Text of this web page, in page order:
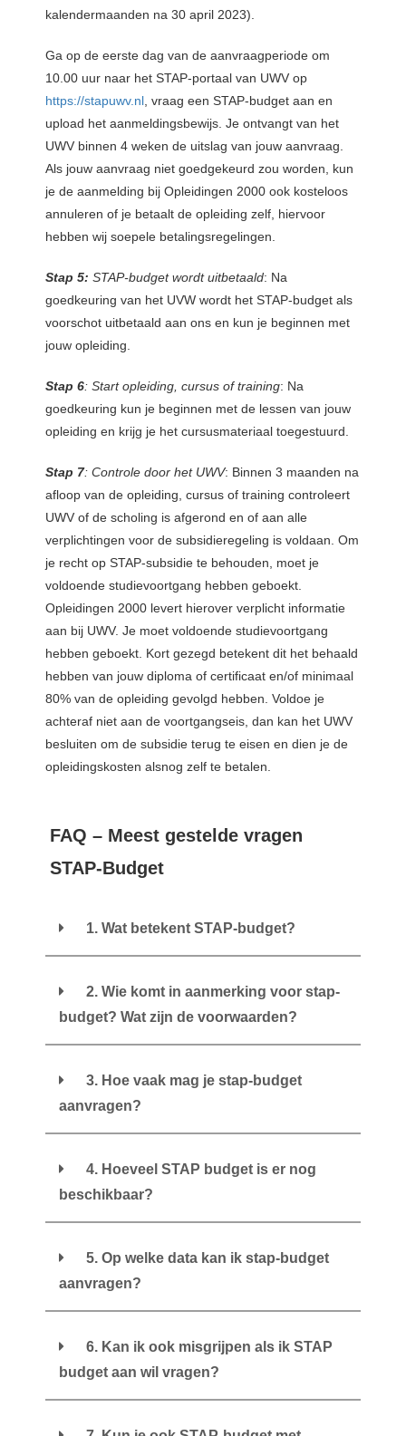
kalendermaanden na 30 april 2023).
Ga op de eerste dag van de aanvraagperiode om
10.00 uur naar het STAP-portaal van UWV op
https://stapuwv.nl , vraag een STAP-budget aan en
upload het aanmeldingsbewijs. Je ontvangt van het
UWV binnen 4 weken de uitslag van jouw aanvraag.
Als jouw aanvraag niet goedgekeurd zou worden, kun
je de aanmelding bij Opleidingen 2000 ook kosteloos
annuleren of je betaalt de opleiding zelf, hiervoor
hebben wij soepele betalingsregelingen.
Stap 5: STAP-budget wordt uitbetaald: Na
goedkeuring van het UVW wordt het STAP-budget als
voorschot uitbetaald aan ons en kun je beginnen met
jouw opleiding.
Stap 6: Start opleiding, cursus of training: Na
goedkeuring kun je beginnen met de lessen van jouw
opleiding en krijg je het cursusmateriaal toegestuurd.
Stap 7: Controle door het UWV: Binnen 3 maanden na
afloop van de opleiding, cursus of training controleert
UWV of de scholing is afgerond en of aan alle
verplichtingen voor de subsidieregeling is voldaan. Om
je recht op STAP-subsidie te behouden, moet je
voldoende studievoortgang hebben geboekt.
Opleidingen 2000 levert hierover verplicht informatie
aan bij UWV. Je moet voldoende studievoortgang
hebben geboekt. Kort gezegd betekent dit het behaald
hebben van jouw diploma of certificaat en/of minimaal
80% van de opleiding gevolgd hebben. Voldoe je
achteraf niet aan de voortgangseis, dan kan het UWV
besluiten om de subsidie terug te eisen en dien je de
opleidingskosten alsnog zelf te betalen.
FAQ – Meest gestelde vragen
STAP-Budget
1. Wat betekent STAP-budget?
2. Wie komt in aanmerking voor stap-
budget? Wat zijn de voorwaarden?
3. Hoe vaak mag je stap-budget
aanvragen?
4. Hoeveel STAP budget is er nog
beschikbaar?
5. Op welke data kan ik stap-budget
aanvragen?
6. Kan ik ook misgrijpen als ik STAP
budget aan wil vragen?